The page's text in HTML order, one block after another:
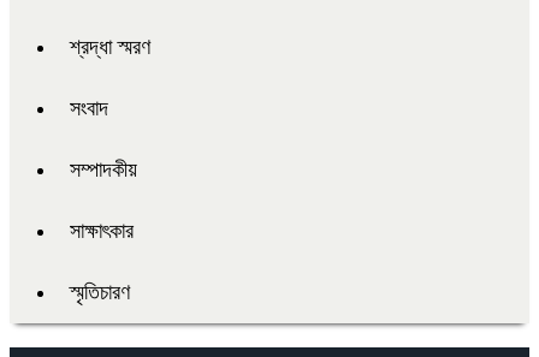
শ্রদ্ধা স্মরণ
সংবাদ
সম্পাদকীয়
সাক্ষাৎকার
স্মৃতিচারণ